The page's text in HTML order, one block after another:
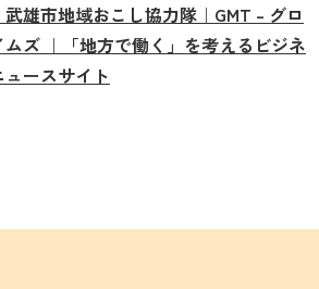
雄市地域おこし協力隊｜GMT – グロ
ズ ｜「地方で働く」を考えるビジネ
ースサイト